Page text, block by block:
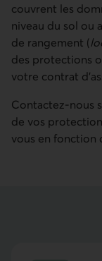
couvrent les
niveau du sol ou
de rangement (
des protections
votre contrat
Contactez-nous
de vos
vous en fonction